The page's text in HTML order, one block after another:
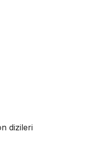
dizileri